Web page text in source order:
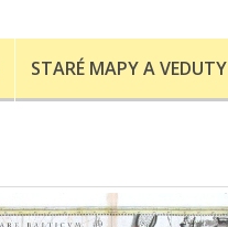
STARÉ MAPY A VEDUTY